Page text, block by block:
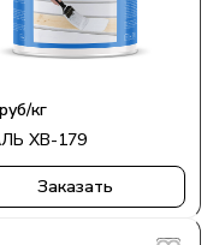
руб/кг
ХВ-179
Заказать